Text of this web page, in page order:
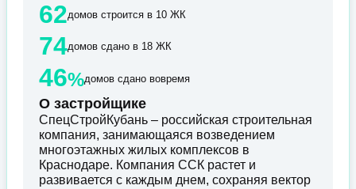
62домов строится в 10 ЖК
74домов сдано в 18 ЖК
46%домов сдано вовремя
О застройщике
СпецСтройКубань – российская строительная
компания, занимающаяся возведением
многоэтажных жилых комплексов в
Краснодаре. Компания ССК растет и
развивается с каждым днем, сохраняя вектор